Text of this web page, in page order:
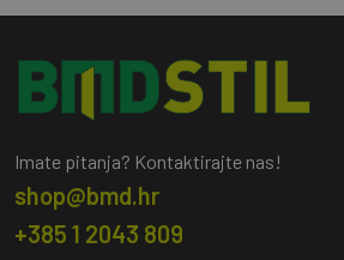
Imate pitanja? Kontaktirajte nas!
shop@bmd.hr
+385 1 2043 809